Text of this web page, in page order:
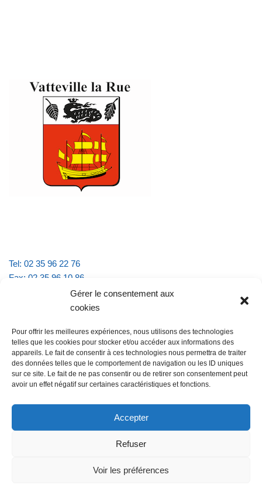
Gérer le consentement aux
cookies
Pour offrir les meilleures expériences, nous utilisons des technologies
telles que les cookies pour stocker et/ou accéder aux informations des
appareils. Le fait de consentir à ces technologies nous permettra de traiter
des données telles que le comportement de navigation ou les ID uniques
sur ce site. Le fait de ne pas consentir ou de retirer son consentement peut
avoir un effet négatif sur certaines caractéristiques et fonctions.
Accepter
Refuser
Voir les préférences
Tel: 02 35 96 22 76
Fax: 02 35 96 10 86
Email : mairie.vattevillelarue@wanadoo.fr
lundi et jeudi de 9h à 11h30
mardi et vendredi de 16h à 18h30
@Vatteville-la-rue mentions légales